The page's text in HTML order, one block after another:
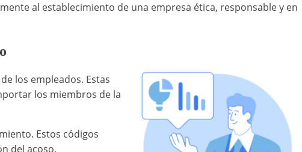
al establecimiento de una empresa ética, responsable y en
los empleados. Estas
los miembros de la
Estos códigos
del acoso.